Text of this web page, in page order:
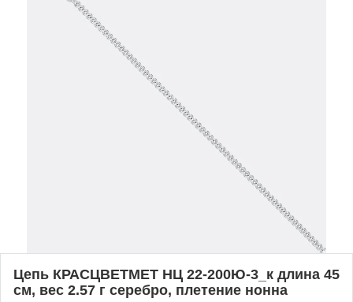
Цепь КРАСЦВЕТМЕТ НЦ 22-200Ю-3_к длина 45
см, вес 2.57 г серебро, плетение нонна